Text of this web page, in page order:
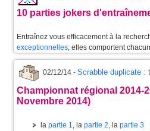
10 parties jokers
Entraînez vous efficacement à la
exceptionnelles; elles comportent
02/12/14 - Scrabble duplicate :
Championnat régional 2014-
Novembre 2014)
la partie 1, la partie 2, la partie 3